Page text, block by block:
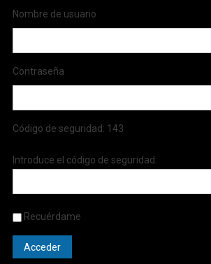
Nombre de usuario
Contraseña
Código de seguridad: 143
Introduce el código de seguridad:
Recuérdame
Acceder